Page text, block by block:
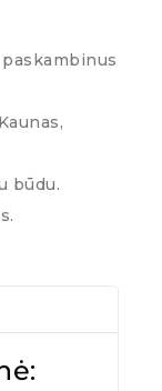
būdu.